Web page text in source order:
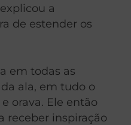
a
de estender os
em todas as
ala, em tudo o
orava. Ele então
receber inspiração